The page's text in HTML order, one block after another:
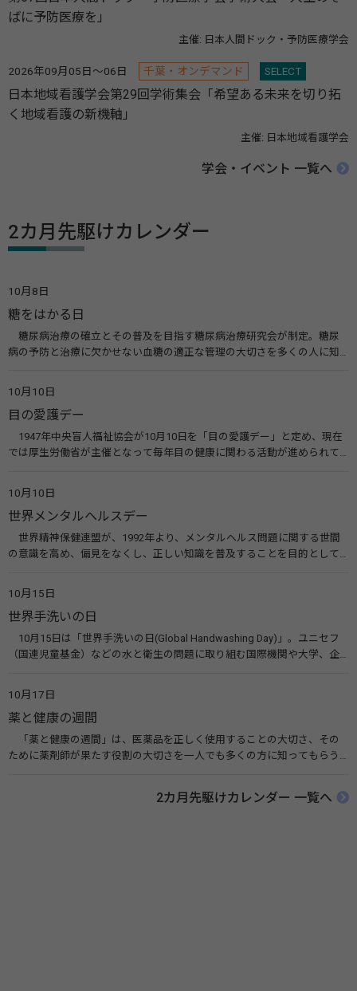
ばに予防医療を」
主催: 日本人間ドック・予防医療学会
2026年09月05日～06日 千葉・オンデマンド SELECT
日本地域看護学会第29回学術集会「希望ある未来を切り拓
く地域看護の新機軸」
主催: 日本地域看護学会
学会・イベント 一覧へ
2カ月先駆けカレンダー
10月8日
糖をはかる日
糖尿病治療の確立とその普及を目指す糖尿病治療研究会が制定。糖尿
病の予防と治療に欠かせない血糖の適正な管理の大切さを多くの人に知
療研究会） 糖尿病ネットワーク
10月10日
目の愛護デー
1947年中央盲人福祉協会が10月10日を「目の愛護デー」と定め、現在
では厚生労働省が主催となって毎年目の健康に関わる活動が進められて
会）
10月10日
世界メンタルヘルスデー
世界精神保健連盟が、1992年より、メンタルヘルス問題に関する世間
の意識を高め、偏見をなくし、正しい知識を普及することを目的として、
す。 関連リンク 世界メンタルヘルスデー（厚生労働省） 働く人のメンタ
ルヘルス・ポータルサイト「こころの耳」（厚生労働省）
10月15日
世界手洗いの日
10月15日は「世界手洗いの日(Global Handwashing Day)」。ユニセフ
（国連児童基金）などの水と衛生の問題に取り組む国際機関や大学、企
10月17日
薬と健康の週間
「薬と健康の週間」は、医薬品を正しく使用することの大切さ、その
ために薬剤師が果たす役割の大切さを一人でも多くの方に知ってもらう
伝えたい！薬との付き合い方」（保健指導リソースガイド）
2カ月先駆けカレンダー 一覧へ